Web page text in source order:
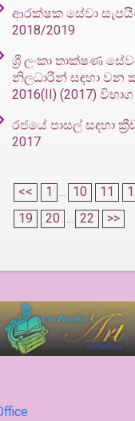
ආරක්ෂක සේවා
2018/2019
ශ්‍රී ලංකා තාක්ෂණ
නිලධාරීන් සඳහා වන
2016(II) (2017)
රජයේ පාසල් සදහා
2017
<< 1 ... 10 11
19
20 ... 22 >>